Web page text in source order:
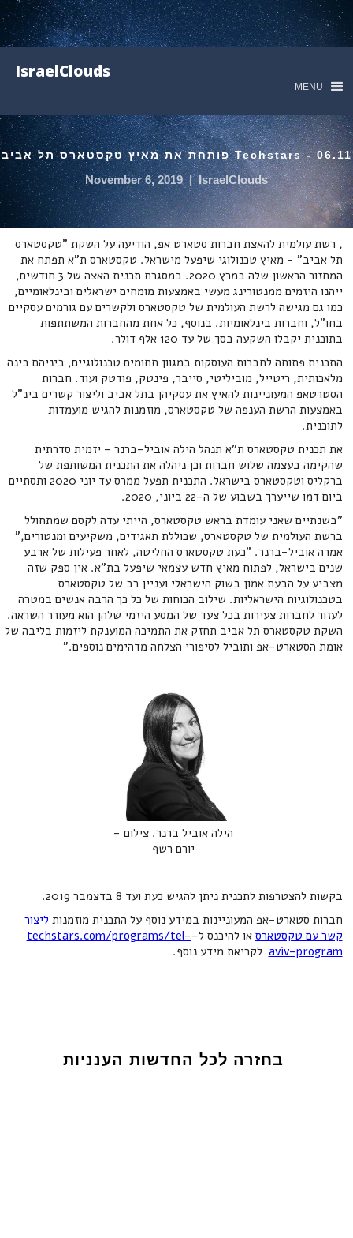
IsraelClouds
MENU
06.11 - Techstars פותחת את מאיץ טקסטארס תל אביב
IsraelClouds
|
November 6, 2019
, רשת עולמית להאצת חברות סטארט אפ, הודיעה על השקת "טקסטארס
תל אביב" - מאיץ טכנולוגי שיפעל מישראל. טקסטארס ת"א תפתח את
המחזור הראשון שלה במרץ 2020. במסגרת תכנית האצה של 3 חודשים,
ייהנו היזמים ממנטורינג מעשי באמצעות מומחים ישראלים ובינלאומיים,
כמו גם מגישה לרשת העולמית של טקסטארס ולקשרים עם גורמים עסקיים
בחו"ל, וחברות בינלאומיות. בנוסף, כל אחת מהחברות המשתתפות
בתוכנית יקבלו השקעה בסך של עד 120 אלף דולר.
התכנית פתוחה לחברות העוסקות במגוון תחומים טכנולוגיים, ביניהם בינה
מלאכותית, ריטייל, מוביליטי, סייבר, פינטק, פודטק ועוד. חברות
הסטרטאפ המעוניינות להאיץ את עסקיהן בתל אביב וליצור קשרים בינ"ל
באמצעות הרשת הענפה של טקסטארס, מוזמנות להגיש מועמדות
לתוכנית.
את תכנית טקסטארס ת"א תנהל הילה אוביל-ברנר – יזמית סדרתית
שהקימה בעצמה שלוש חברות וכן ניהלה את התכנית המשותפת של
ברקליס וטקסטארס בישראל. התכנית תפעל ממרס עד יוני 2020 ותסתיים
ביום דמו שייערך בשבוע של ה-22 ביוני, 2020.
"בשנתיים שאני עומדת בראש טקסטארס, הייתי עדה לקסם שמתחולל
ברשת העולמית של טקסטארס, שכוללת תאגידים, משקיעים ומנטורים,"
אמרה אוביל-ברנר. "כעת טקסטארס החליטה, לאחר פעילות של ארבע
שנים בישראל, לפתוח מאיץ חדש עצמאי שיפעל בת"א. אין ספק שזה
מצביע על הבעת אמון בשוק הישראלי ועניין רב של טקסטארס
בטכנולוגיות הישראליות. שילוב הכוחות של כל כך הרבה אנשים במטרה
לעזור לחברות צעירות בכל צעד של המסע היזמי שלהן הוא מעורר השראה.
השקת טקסטארס תל אביב תחזק את התמיכה המוענקת ליזמות בליבה של
אומת הסטארט-אפ ותוביל לסיפורי הצלחה מדהימים נוספים."
הילה אוביל ברנר. צילום -
יורם רשף
בקשות להצטרפות לתכנית ניתן להגיש כעת ועד 8 בדצמבר 2019.
חברות סטארט-אפ המעוניינות במידע נוסף על התכנית מוזמנות ליצור
קשר עם טקסטארס או להיכנס ל-techstars.com/programs/tel-
aviv-program לקריאת מידע נוסף.
בחזרה לכל החדשות הענניות